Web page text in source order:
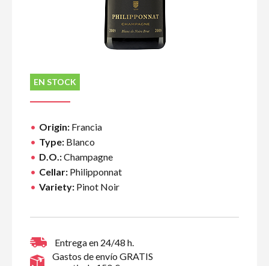
EN STOCK
Origin: Francia
Type: Blanco
D.O.:Champagne
Cellar: Philipponnat
Variety: Pinot Noir
Entrega en 24/48 h.
Gastos de envío GRATIS